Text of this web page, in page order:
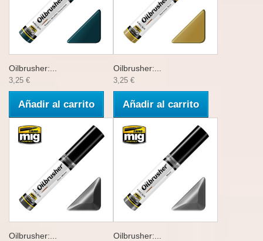
Oilbrusher:...
3,25 €
Añadir al carrito
Oilbrusher:...
3,25 €
Añadir al carrito
Oilbrusher:... Oilbrusher:...